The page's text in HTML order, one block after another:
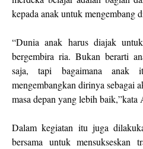
kepada anak untuk mengembang
“Dunia anak harus diajak
bergembira ria. Bukan berarti
saja, tapi bagaimana anak
mengembangkan dirinya sebagai
masa depan yang lebih baik,”kata
Dalam kegiatan itu juga
bersama untuk